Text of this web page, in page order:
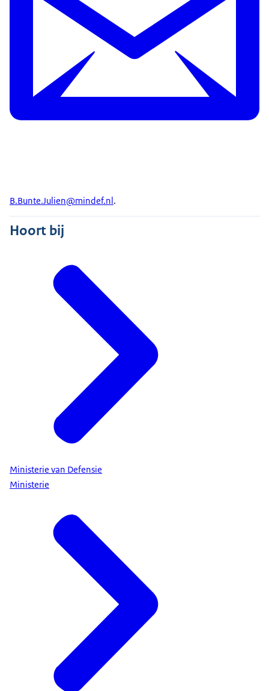
B.Bunte.Julien@mindef.nl.
Hoort bij
Ministerie van Defensie
Ministerie